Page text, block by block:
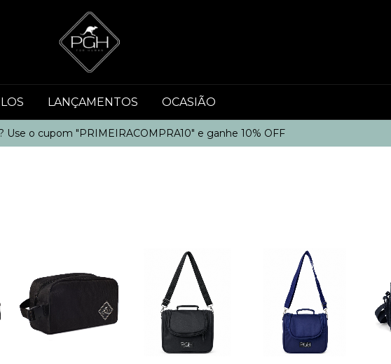
LANÇAMENTOS OCASIÃO
Use o cupom "PRIMEIRACOMPRA10" e ganhe 10% OFF